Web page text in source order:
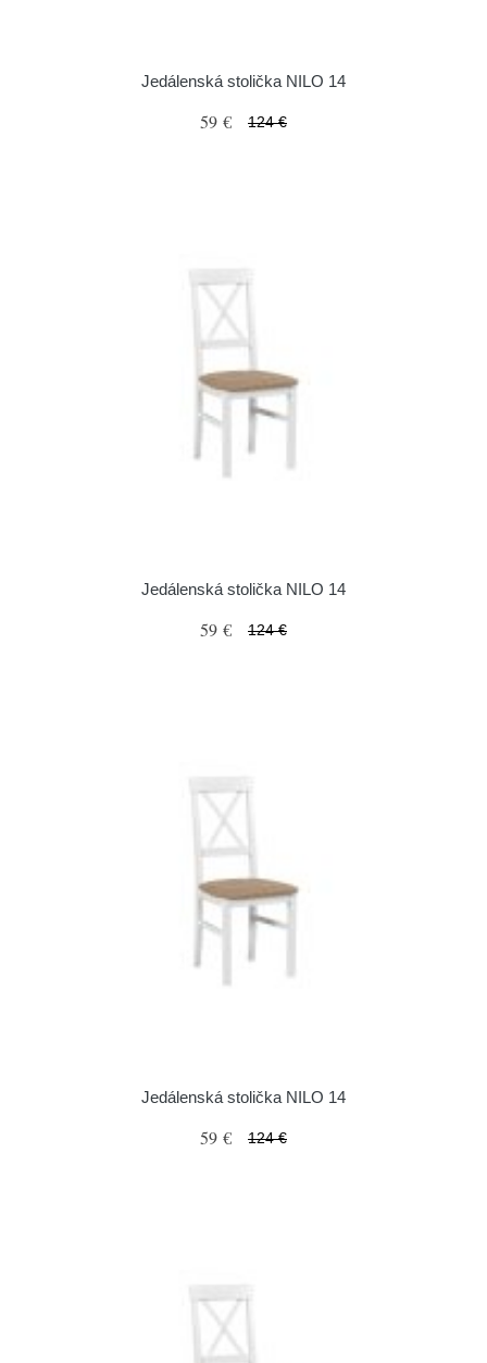
Jedálenská stolička NILO 14
59 € 124 €
Jedálenská stolička NILO 14
59 € 124 €
Jedálenská stolička NILO 14
59 € 124 €